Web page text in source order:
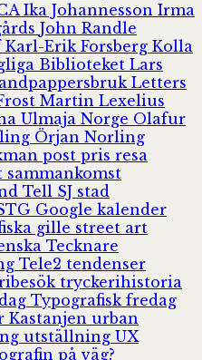
Ika Johannesson Irma
John Randle
Karl-Erik Forsberg Kolla
Biblioteket Lars
Letters
Martin Lexelius
Ulmaja Norge Olafur
Örjan Norling
post pris resa
sammankomst
Tell SJ stad
Google kalender
gille street art
Tecknare
Tele2 tendenser
tryckerihistoria
Typografisk fredag
Kastanjen urban
utställning UX
på väg?